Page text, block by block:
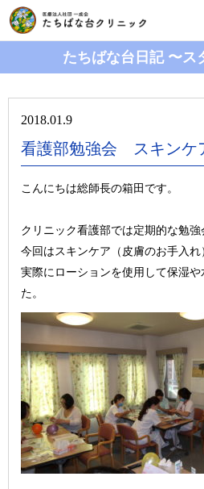
たちばな台日記 〜ス
2018.01.9
看護部勉強会 スキンケ
こんにちは総師長の箱田です。
クリニック看護部では定期的な勉強
今回はスキンケア（皮膚のお手入れ
実際にローションを使用して保湿
た。